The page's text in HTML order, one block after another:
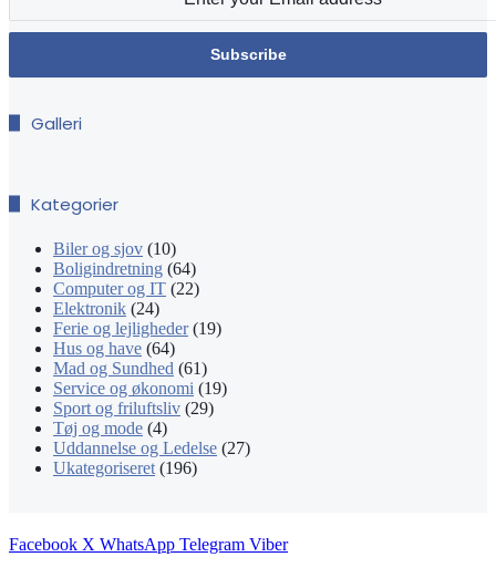
Galleri
Kategorier
Biler og sjov (10)
Boligindretning (64)
Computer og IT (22)
Elektronik (24)
Ferie og lejligheder(19)
Hus og have (64)
Mad og Sundhed (61)
Service og økonomi (19)
Sport og friluftsliv (29)
Tøj og mode (4)
Uddannelse og Ledelse (27)
Ukategoriseret (196)
Facebook X WhatsApp Telegram Viber